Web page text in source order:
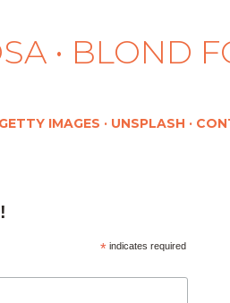
• BLOND
GETTY IMAGES UNSPLASH
*indicates required